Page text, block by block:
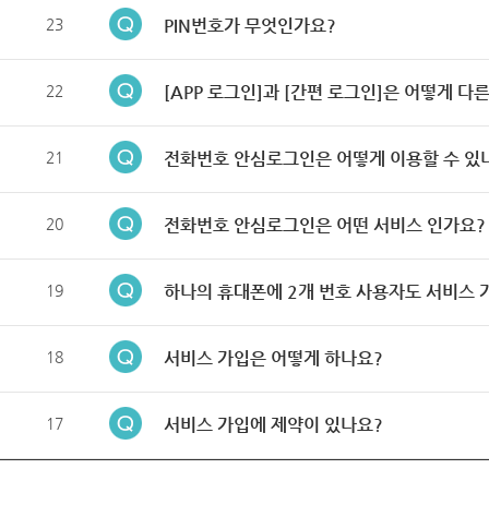
23 PIN번호가 무엇인가요?
22 [APP 로그인]과 [간편 로그인]은 어떻게 다
21 전화번호 안심로그인은 어떻게 이용할 수 있
20 전화번호 안심로그인은 어떤 서비스 인가요?
19 하나의 휴대폰에 2개 번호 사용자도 서비스
18 서비스 가입은 어떻게 하나요?
17 서비스 가입에 제약이 있나요?